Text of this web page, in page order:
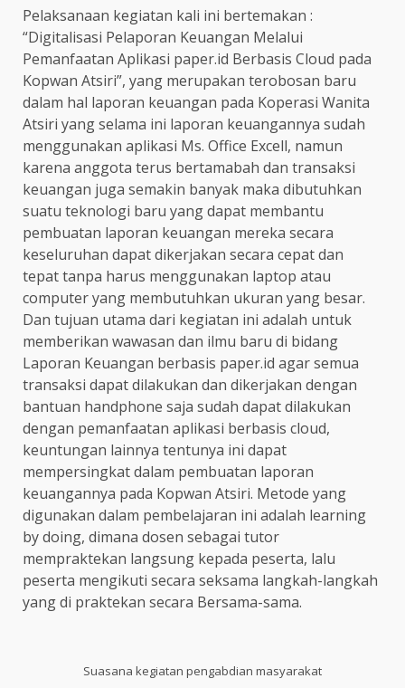
Pelaksanaan kegiatan kali ini bertemakan :
“Digitalisasi Pelaporan Keuangan Melalui
Pemanfaatan Aplikasi paper.id Berbasis Cloud pada
Kopwan Atsiri”, yang merupakan terobosan baru
dalam hal laporan keuangan pada Koperasi Wanita
Atsiri yang selama ini laporan keuangannya sudah
menggunakan aplikasi Ms. Office Excell, namun
karena anggota terus bertamabah dan transaksi
keuangan juga semakin banyak maka dibutuhkan
suatu teknologi baru yang dapat membantu
pembuatan laporan keuangan mereka secara
keseluruhan dapat dikerjakan secara cepat dan
tepat tanpa harus menggunakan laptop atau
computer yang membutuhkan ukuran yang besar.
Dan tujuan utama dari kegiatan ini adalah untuk
memberikan wawasan dan ilmu baru di bidang
Laporan Keuangan berbasis paper.id agar semua
transaksi dapat dilakukan dan dikerjakan dengan
bantuan handphone saja sudah dapat dilakukan
dengan pemanfaatan aplikasi berbasis cloud,
keuntungan lainnya tentunya ini dapat
mempersingkat dalam pembuatan laporan
keuangannya pada Kopwan Atsiri. Metode yang
digunakan dalam pembelajaran ini adalah learning
by doing, dimana dosen sebagai tutor
mempraktekan langsung kepada peserta, lalu
peserta mengikuti secara seksama langkah-langkah
yang di praktekan secara Bersama-sama.
Suasana kegiatan pengabdian masyarakat